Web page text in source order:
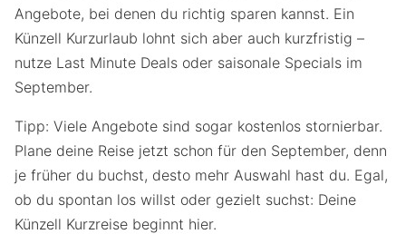
Angebote, bei denen du richtig sparen kannst. Ein
Künzell Kurzurlaub lohnt sich aber auch kurzfristig –
nutze Last Minute Deals oder saisonale Specials im
September.
Tipp: Viele Angebote sind sogar kostenlos stornierbar.
Plane deine Reise jetzt schon für den September, denn
je früher du buchst, desto mehr Auswahl hast du. Egal,
ob du spontan los willst oder gezielt suchst: Deine
Künzell Kurzreise beginnt hier.